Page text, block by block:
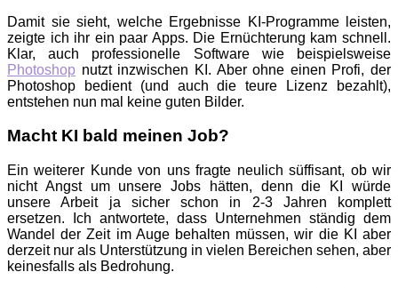
Damit sie sieht, welche Ergebnisse KI-Programme leisten,
zeigte ich ihr ein paar Apps. Die Ernüchterung kam schnell.
Klar, auch professionelle Software wie beispielsweise
Photoshop nutzt inzwischen KI. Aber ohne einen Profi, der
Photoshop bedient (und auch die teure Lizenz bezahlt),
entstehen nun mal keine guten Bilder.
Macht KI bald meinen Job?
Ein weiterer Kunde von uns fragte neulich süffisant, ob wir
nicht Angst um unsere Jobs hätten, denn die KI würde
unsere Arbeit ja sicher schon in 2-3 Jahren komplett
ersetzen. Ich antwortete, dass Unternehmen ständig dem
Wandel der Zeit im Auge behalten müssen, wir die KI aber
derzeit nur als Unterstützung in vielen Bereichen sehen, aber
keinesfalls als Bedrohung.